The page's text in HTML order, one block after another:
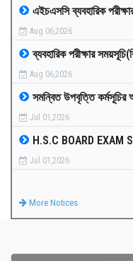
MEDIA
PAYMENT
CO-CURRICULUM
RESULTS
এইচএসসি ব্যবহারিক
Aug 06,2026
ব্যবহারিক পরীক্ষার
Aug 06,2026
সমন্বিত উপবৃত্তি কর্মসূচির
Jul 01,2026
H.S.C BOARD EXAM
Jul 01,2026
More Notices